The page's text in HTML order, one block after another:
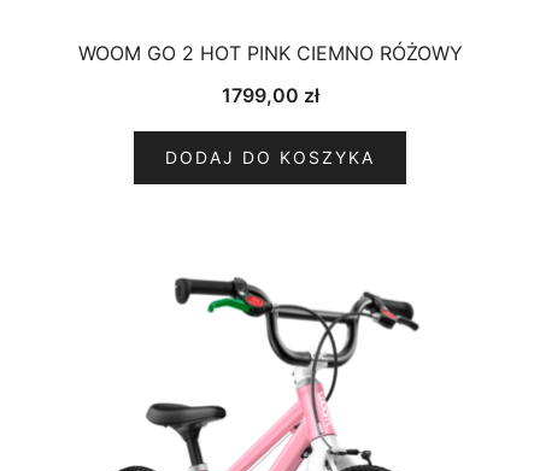
WOOM GO 2 HOT PINK CIEMNO RÓŻOWY
1799,00 zł
DODAJ DO KOSZYKA